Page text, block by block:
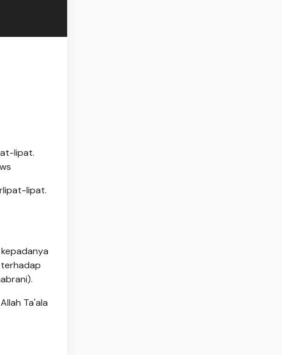
lipat.
lipat.
Ta'ala